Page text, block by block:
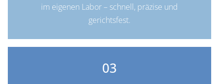
im eigenen Labor – schnell, präzise und
gerichtsfest.
03